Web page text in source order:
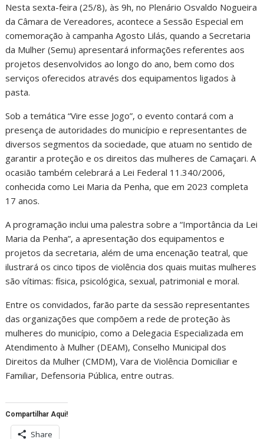
Nesta sexta-feira (25/8), às 9h, no Plenário Osvaldo Nogueira
da Câmara de Vereadores, acontece a Sessão Especial em
comemoração à campanha Agosto Lilás, quando a Secretaria
da Mulher (Semu) apresentará informações referentes aos
projetos desenvolvidos ao longo do ano, bem como dos
serviços oferecidos através dos equipamentos ligados à
pasta.
Sob a temática “Vire esse Jogo”, o evento contará com a
presença de autoridades do município e representantes de
diversos segmentos da sociedade, que atuam no sentido de
garantir a proteção e os direitos das mulheres de Camaçari. A
ocasião também celebrará a Lei Federal 11.340/2006,
conhecida como Lei Maria da Penha, que em 2023 completa
17 anos.
A programação inclui uma palestra sobre a “Importância da Lei
Maria da Penha”, a apresentação dos equipamentos e
projetos da secretaria, além de uma encenação teatral, que
ilustrará os cinco tipos de violência dos quais muitas mulheres
são vítimas: física, psicológica, sexual, patrimonial e moral.
Entre os convidados, farão parte da sessão representantes
das organizações que compõem a rede de proteção às
mulheres do município, como a Delegacia Especializada em
Atendimento à Mulher (DEAM), Conselho Municipal dos
Direitos da Mulher (CMDM), Vara de Violência Domiciliar e
Familiar, Defensoria Pública, entre outras.
Compartilhar Aqui!
Share